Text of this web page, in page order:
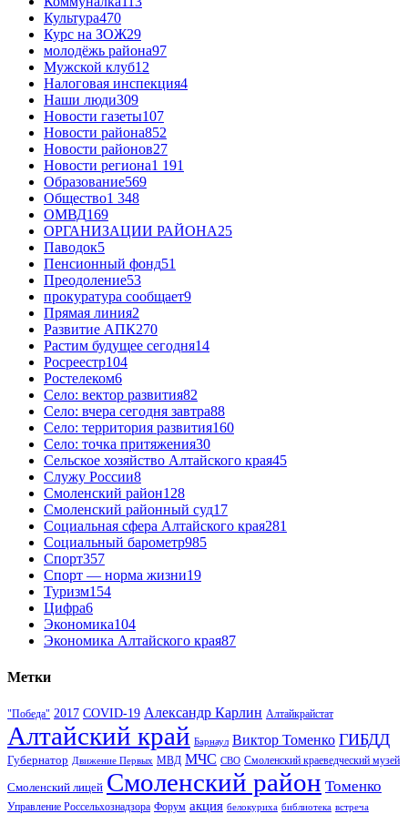
Культура470
Курс на ЗОЖ29
молодёжь района97
Мужской клуб12
Налоговая инспекция4
Наши люди309
Новости газеты107
Новости района852
Новости районов27
Новости региона1 191
Образование569
Общество1 348
ОМВД169
ОРГАНИЗАЦИИ РАЙОНА25
Паводок5
Пенсионный фонд51
Преодоление53
прокуратура сообщает9
Прямая линия2
Развитие АПК270
Растим будущее сегодня14
Росреестр104
Ростелеком6
Село: вектор развития82
Село: вчера сегодня завтра88
Село: территория развития160
Село: точка притяжения30
Сельское хозяйство Алтайского края45
Служу России8
Смоленский район128
Смоленский районный суд17
Социальная сфера Алтайского края281
Социальный барометр985
Спорт357
Спорт — норма жизни19
Туризм154
Цифра6
Экономика104
Экономика Алтайского края87
Метки
"Победа" 2017 COVID-19 Александр Карлин Алтайкрайстат
Алтайский край Барнаул Виктор Томенко ГИБДД
Губернатор Движение Первых МВД МЧС СВО Смоленский краеведческий музей
Смоленский лицей Смоленский район Томенко
Управление Россельхознадзора Форум акция белокуриха библиотека встреча